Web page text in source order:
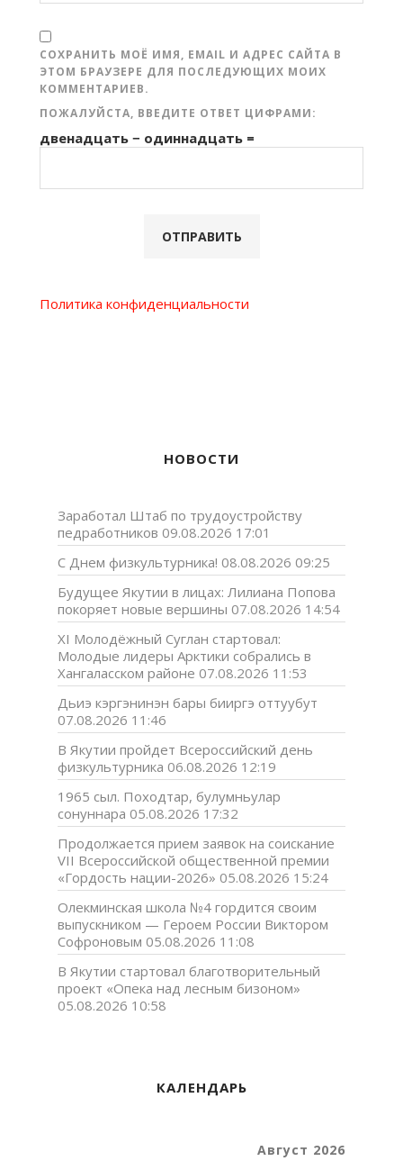
СОХРАНИТЬ МОЁ ИМЯ, EMAIL И АДРЕС САЙТА В
ЭТОМ БРАУЗЕРЕ ДЛЯ ПОСЛЕДУЮЩИХ МОИХ
КОММЕНТАРИЕВ.
ПОЖАЛУЙСТА, ВВЕДИТЕ ОТВЕТ ЦИФРАМИ:
двенадцать − одиннадцать =
Политика конфиденциальности
НОВОСТИ
Заработал Штаб по трудоустройству
педработников 09.08.2026 17:01
С Днем физкультурника! 08.08.2026 09:25
Будущее Якутии в лицах: Лилиана Попова
покоряет новые вершины 07.08.2026 14:54
XI Молодёжный Суглан стартовал:
Молодые лидеры Арктики собрались в
Хангаласском районе 07.08.2026 11:53
Дьиэ кэргэнинэн бары бииргэ оттуубут
07.08.2026 11:46
В Якутии пройдет Всероссийский день
физкультурника 06.08.2026 12:19
1965 сыл. Походтар, булумньулар
сонуннара 05.08.2026 17:32
Продолжается прием заявок на соискание
VII Всероссийской общественной премии
«Гордость нации-2026» 05.08.2026 15:24
Олекминская школа №4 гордится своим
выпускником — Героем России Виктором
Софроновым 05.08.2026 11:08
В Якутии стартовал благотворительный
проект «Опека над лесным бизоном»
05.08.2026 10:58
КАЛЕНДАРЬ
Август 2026